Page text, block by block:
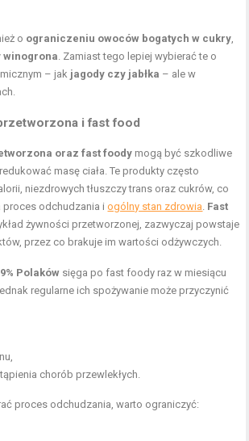
o ograniczeniu owoców bogatych w cukry
winogrona . Zamiast tego lepiej wybierać te o
– jak jagody czy jabłka – ale w
i fast food
oraz fast foody mogą być szkodliwe
masę ciała. Te produkty często
niezdrowych tłuszczy trans oraz cukrów, co
proces odchudzania iogólny stan zdrowia Fast
żywności przetworzonej, zazwyczaj powstaje
przez co brakuje im wartości odżywczych.
Polaków sięga po fast foody raz w miesiącu
regularne ich spożywanie może przyczynić
chorób przewlekłych.
proces odchudzania, warto ograniczyć: